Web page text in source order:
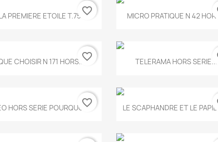
Aperçu rapide
PREMIERE ETOILE T.755favorite_border Aperçu rapide
MICRO PRATIQUE N 42
Aperçu rapide
CHOISIR N 171 HORS...favorite_border Aperçu rapide
TELERAMA HORS SERIE...
Aperçu rapide
HORS SERIE POURQUOI...
favorite_border Aperçu rapide
LE SCAPHANDRE ET LE